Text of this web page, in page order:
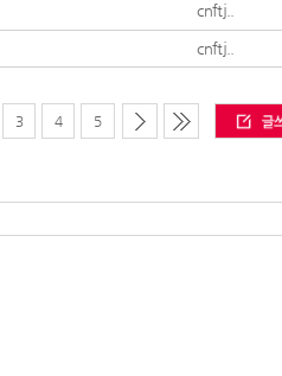
cnftj..
cnftj..
3 4 5